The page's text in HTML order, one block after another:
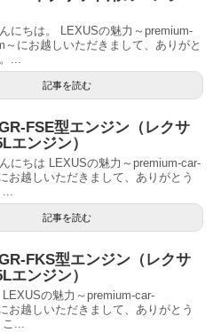
にちは。 LEXUSの魅力～premium-
～にお越しいただきまして、ありがと
...
記事を読む
FSE型エンジン（レクサ
エンジン）
にちは LEXUSの魅力～premium-car-
お越しいただきまして、ありがとう
...
記事を読む
FKS型エンジン（レクサ
エンジン）
の魅力～premium-car-
お越しいただきまして、ありがとう
こ...